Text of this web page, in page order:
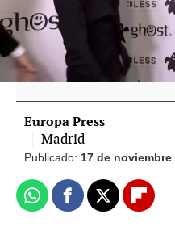
Europa Press
Madrid
Publicado: 17 de noviembre
WhatsappFacebook
X